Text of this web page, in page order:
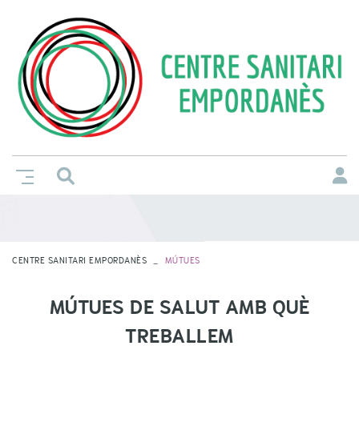
CENTRE SANITARI EMPORDANÈS MÚTUES
MÚTUES DE SALUT AMB QUÈ
TREBALLEM